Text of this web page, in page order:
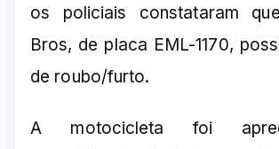
os policiais constataram
Bros, de placa EML-1170,
de roubo/furto.
A motocicleta foi